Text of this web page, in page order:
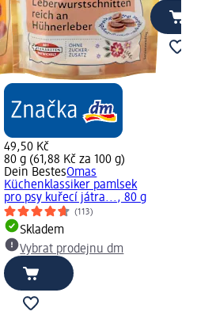
49,50 Kč
80 g (61,88 Kč za 100 g)
Dein BestesOmas
Küchenklassiker pamlsek
pro psy kuřecí játra..., 80 g
(113)
Skladem
Vybrat prodejnu dm